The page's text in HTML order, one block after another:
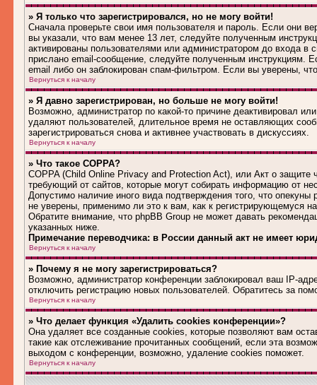
» Я только что зарегистрировался, но не могу войти!
Сначала проверьте свои имя пользователя и пароль. Если они
вы указали, что вам менее 13 лет, следуйте полученным
активированы пользователями или администратором до входа
прислано email-сообщение, следуйте полученным инструкциям.
email либо он заблокирован спам-фильтром. Если вы уверены,
Вернуться к началу
» Я давно зарегистрирован, но больше не могу войти!
Возможно, администратор по какой-то причине деактивировал
удаляют пользователей, длительное время не оставляющих
зарегистрироваться снова и активнее участвовать в дискуссиях.
Вернуться к началу
» Что такое COPPA?
COPPA (Child Online Privacy and Protection Act), или Акт о защите
требующий от сайтов, которые могут собирать информацию от
Допустимо наличие иного вида подтверждения того, что
не уверены, применимо ли это к вам, как к регистрирующемуся
Обратите внимание, что phpBB Group не может давать
указанных ниже.
Примечание переводчика: в России данный акт не имеет
Вернуться к началу
» Почему я не могу зарегистрироваться?
Возможно, администратор конференции заблокировал ваш IP-
отключить регистрацию новых пользователей. Обратитесь за
Вернуться к началу
» Что делает функция «Удалить cookies конференции»?
Она удаляет все созданные cookies, которые позволяют вам
такие как отслеживание прочитанных сообщений, если эта
выходом с конференции, возможно, удаление cookies поможет.
Вернуться к началу